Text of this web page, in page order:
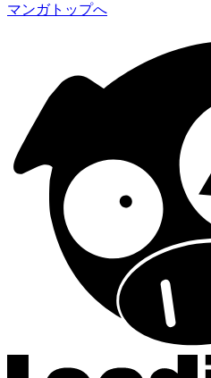
マンガトップへ